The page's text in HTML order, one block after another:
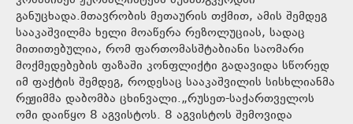
განუცხადა.მთავრობის მეთაურის თქმით, ამის შემდეგ
სააკაშვილმა ხელი მოაწერა რეზოლუციას, სადაც
მითითებულია, რომ ფართომასშტაბიანი საომარი
მოქმედებების ფაზაში კონფლიქტი გადავიდა სწორედ
იმ ფაქტის შემდეგ, როდესაც სააკაშვილის სისხლიანმა
რეჟიმმა დაბომბა ცხინვალი.„რუსეთ-საქართველოს
ომი დაიწყო 8 აგვისტოს. 8 აგვისტოს შემოვიდა